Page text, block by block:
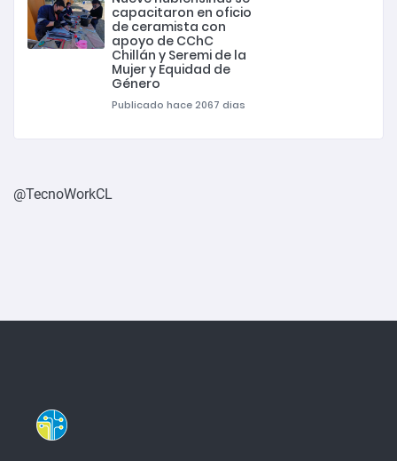
capacitaron en oficio
de ceramista con
apoyo de CChC
Chillán y Seremi de la
Mujer y Equidad de
Género
Publicado hace 2067 dias
@TecnoWorkCL